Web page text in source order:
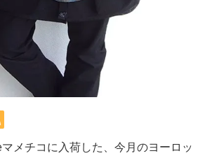
メチコに入荷した、今月のヨーロッ